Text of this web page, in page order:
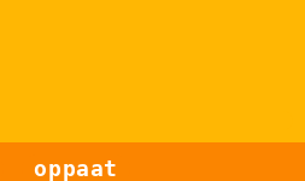
oppaat
Etsitkö tuotteita,